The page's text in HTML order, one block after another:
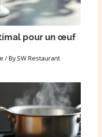
pour un œuf
/ BySW Restaurant